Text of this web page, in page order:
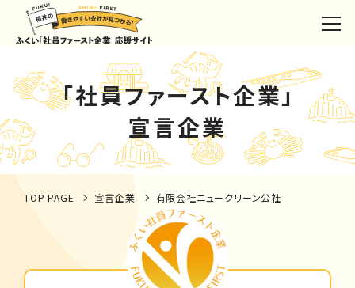
「社員ファースト企業」
宣言企業
TOP PAGE 宣言企業 有限会社ニュークリーン公社